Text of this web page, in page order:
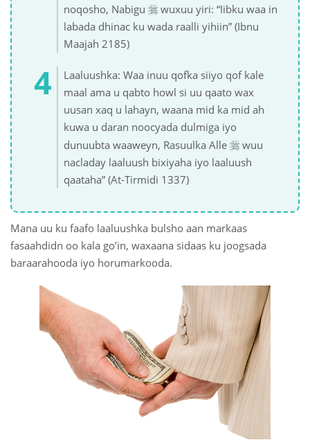
noqosho, Nabigu wuxuu yiri: “Iibku waa in
labada dhinac ku wada raalli yihiin” (Ibnu
Maajah 2185)
Laaluushka: Waa inuu qofka siiyo qof kale
maal ama u qabto howl si uu qaato wax
uusan xaq u lahayn, waana mid ka mid ah
kuwa u daran noocyada dulmiga iyo
dunuubta waaweyn, Rasuulka Alle wuu
nacladay laaluush bixiyaha iyo laaluush
qaataha” (At-Tirmidi 1337)
Mana uu ku faafo laaluushka bulsho aan markaas
fasaahdidn oo kala go’in, waxaana sidaas ku joogsada
baraarahooda iyo horumarkooda.